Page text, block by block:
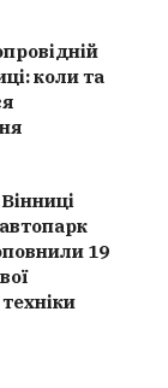
коли та
19